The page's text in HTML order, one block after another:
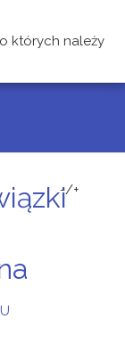
których należy
-/+